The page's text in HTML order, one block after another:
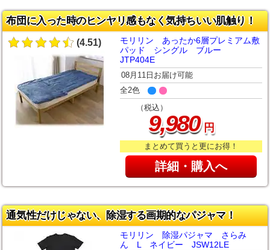
布団に入った時のヒンヤリ感もなく気持ちいい肌触り！
(4.51)
モリリン あったか6層プレミアム敷
パッド シングル ブルー
JTP404E
08月11日お届け可能
全2色
（税込）
9,980円
まとめて買うと更にお得！
詳細・購入へ
通気性だけじゃない、除湿する画期的なパジャマ！
モリリン 除湿パジャマ さらみ
ん L ネイビー JSW12LE